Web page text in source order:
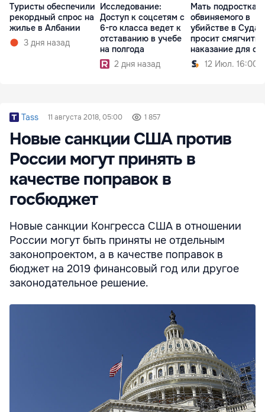
Туристы обеспечили
рекордный спрос на
жилье в Албании
3 дня назад
Исследование:
Доступ к соцсетям с
6-го класса ведет к
отставанию в учебе
на полгода
2 дня назад
Мать подростка,
обвиняемого в
убийстве в
просит смягчить
наказание для
12 Июл. 16:00
Tass 11 августа 2018, 05:00 1 857
Новые санкции США против
России могут принять в
качестве поправок в
госбюджет
Новые санкции Конгресса США в отношении
России могут быть приняты не отдельным
законопроектом, а в качестве поправок в
бюджет на 2019 финансовый год или другое
законодательное решение.